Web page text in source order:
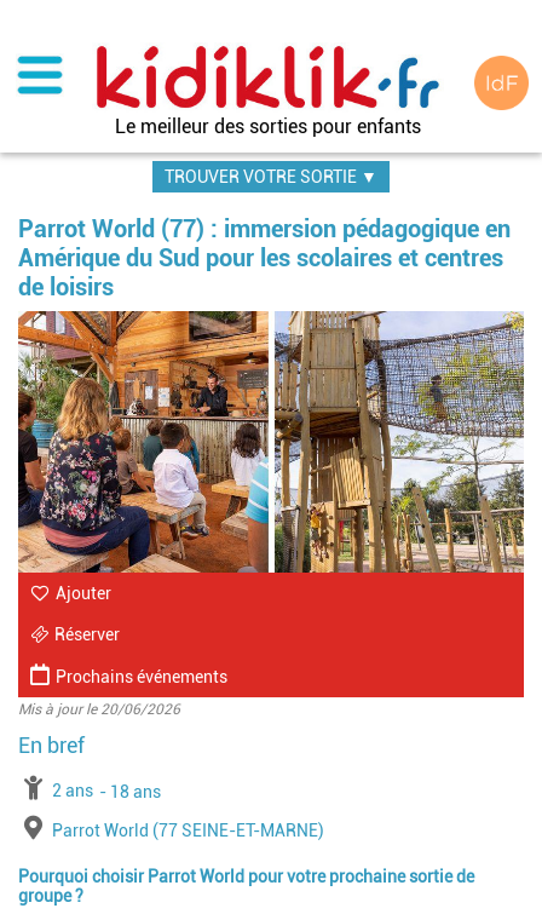
contenu
principal
Le meilleur des sorties pour enfants
TROUVER VOTRE SORTIE ▼
Parrot World (77) : immersion pédagogique en
Amérique du Sud pour les scolaires et centres
de loisirs
Ajouter
Réserver
Prochains événements
Mis à jour le 20/06/2026
à partir de
2 ans jusqu'à l'âge de
18 ans
Lieu
Parrot World (77 SEINE-ET-MARNE)
Pourquoi choisir Parrot World pour votre prochaine sortie de
groupe ?